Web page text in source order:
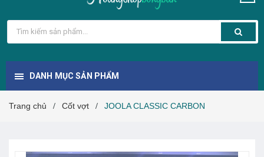
DANH MỤC SẢN PHẨM
Trang chủ / Cốt vợt / JOOLA CLASSIC CARBON